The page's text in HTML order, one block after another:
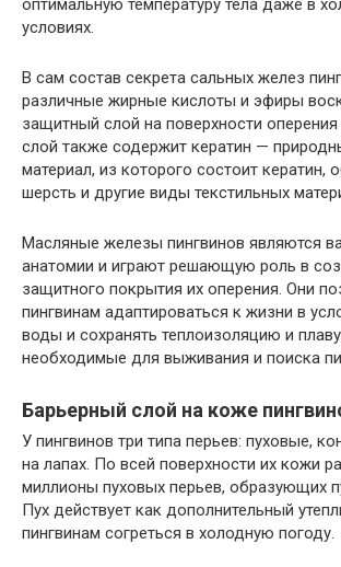
оптимальную температуру тела даже в
условиях.
В сам состав секрета сальных желез
различные жирные кислоты и эфиры
защитный слой на поверхности
слой также содержит кератин —
материал, из которого состоит кератин,
шерсть и другие виды текстильных
Масляные железы пингвинов являются
анатомии и играют решающую роль в
защитного покрытия их оперения. Они
пингвинам адаптироваться к жизни в
воды и сохранять теплоизоляцию и
необходимые для выживания и поиска
Барьерный слой на коже
У пингвинов три типа перьев: пуховые,
на лапах. По всей поверхности их кожи
миллионы пуховых перьев, образующих
Пух действует как дополнительный
пингвинам согреться в холодную погоду.